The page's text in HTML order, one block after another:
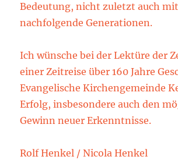
Bedeutung, nicht zuletzt auch
nachfolgende Generationen.
Ich wünsche bei der Lektüre der
einer Zeitreise über 160 Jahre
Evangelische Kirchengemeinde
Erfolg, insbesondere auch den
Gewinn neuer Erkenntnisse.
Rolf Henkel / Nicola Henkel